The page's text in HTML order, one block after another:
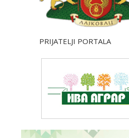
PRIJATELJI PORTALA